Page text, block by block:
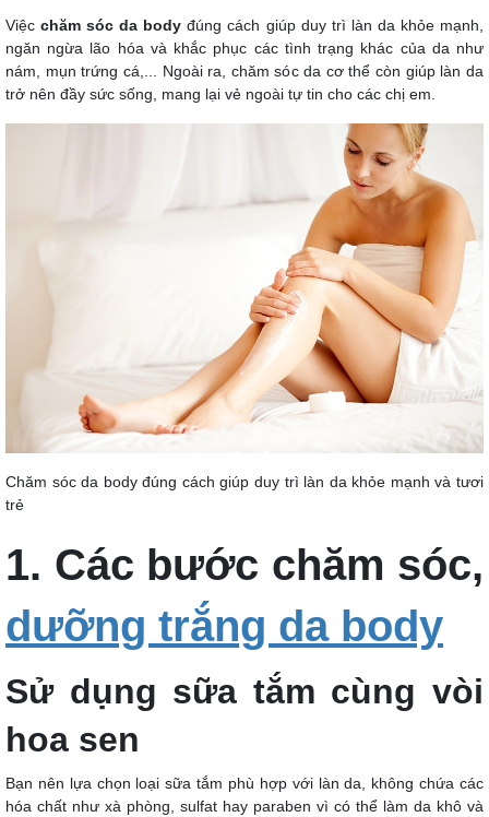
Việcchăm sóc da body đúng cách giúp duy trì làn da khỏe mạnh,
ngăn ngừa lão hóa và khắc phục các tình trạng khác của da như
nám, mụn trứng cá,... Ngoài ra, chăm sóc da cơ thể còn giúp làn da
trở nên đầy sức sống, mang lại vẻ ngoài tự tin cho các chị em.
Chăm sóc da body đúng cách giúp duy trì làn da khỏe mạnh và tươi
trẻ
1. Các bước chăm sóc,
dưỡng trắng da body
Sử dụng sữa tắm cùng vòi
hoa sen
Bạn nên lựa chọn loại sữa tắm phù hợp với làn da, không chứa các
hóa chất như xà phòng, sulfat hay paraben vì có thể làm da khô và